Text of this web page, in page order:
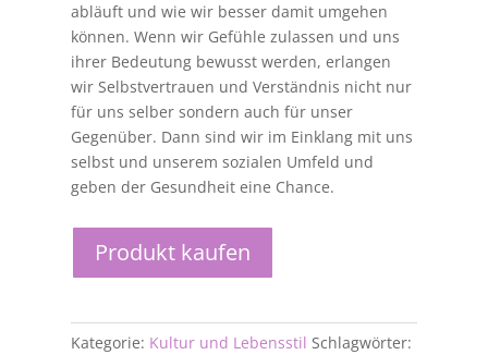
abläuft und wie wir besser damit umgehen
können. Wenn wir Gefühle zulassen und uns
ihrer Bedeutung bewusst werden, erlangen
wir Selbstvertrauen und Verständnis nicht nur
für uns selber sondern auch für unser
Gegenüber. Dann sind wir im Einklang mit uns
selbst und unserem sozialen Umfeld und
geben der Gesundheit eine Chance.
Produkt kaufen
Kategorie: Kultur und Lebensstil Schlagwörter: